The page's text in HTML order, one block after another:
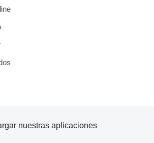
nuestras aplicaciones